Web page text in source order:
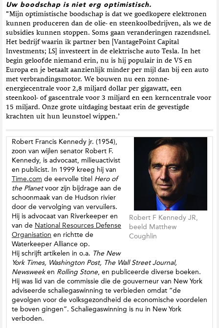
Uw boodschap is niet erg optimistisch.
“Mijn optimistische boodschap is dat we goedkopere elektronen
kunnen produceren dan de olie- en steenkoolbedrijven, als we de
subsidies kunnen stoppen. Soms gaan veranderingen razendsnel.
Het bedrijf waarin ik partner ben [VantagePoint Capital
Investments; LS] investeert in de elektrische auto Tesla. In het
begin geloofde niemand erin, nu is hij populair in de VS en
Europa en je betaalt aanzienlijk minder per mijl dan bij een auto
met verbrandingsmotor. We bouwen nu een zonne-
energiecentrale voor 2,8 miljard dollar per gigawatt, een
steenkool- of gascentrale voor 3 miljard en een kerncentrale voor
15 miljard. Onze grote uitdaging bestaat erin de gevestigde
krachten uit hun leunstoel wippen.’
Robert F Kennedy JR,
beeld Matthew
Coughlin
Robert Francis Kennedy jr. (1954),
zoon van wijlen senator Robert F.
Kennedy, is advocaat, milieuactivist
en publicist. In 1999 kreeg hij van
Time.com de eervolle titel Hero of
the Planetvoor zijn bijdrage aan de
schoonmaak van de Hudson rivier
door de vervolging van vervuilers.
Hij is advocaat van Riverkeeper en
van de National Resources Defense
Organisation en richtte de
Waterkeeper Alliance op.
Hij schrijft artikelen in o.a. The New
York Times, Washington Post, The Wall Street Journal,
Newsweeken Rolling Stone, en publiceerde diverse boeken.
Hij was lid van de commissie die de gouverneur van New York
adviseerde schaliegaswinning te verbieden omdat “de
gevolgen voor de volksgezondheid de economische voordelen
te boven gingen”. Schaliegaswinning is nu in New York
verboden.